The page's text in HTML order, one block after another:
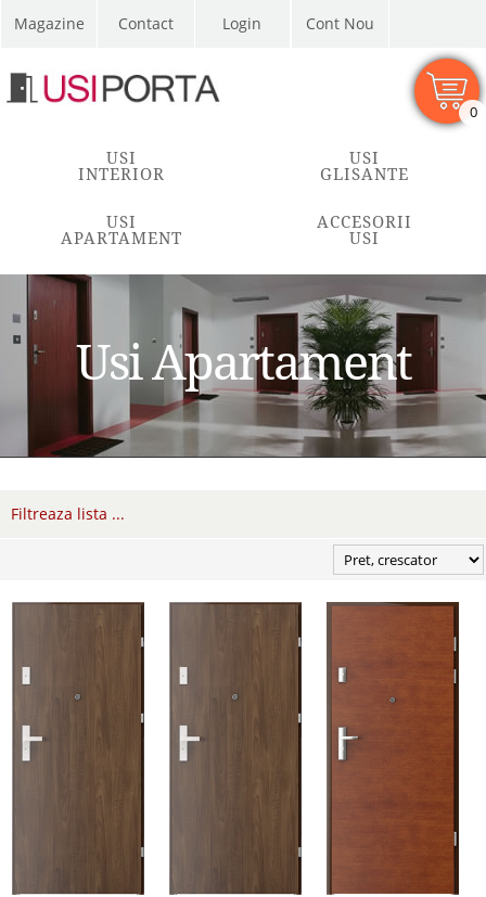
Magazine Contact Cont Nou
0
USI
INTERIOR
USI
GLISANTE
USI
APARTAMENT
ACCESORII
USI
Usi Apartament
Filtreaza lista ...